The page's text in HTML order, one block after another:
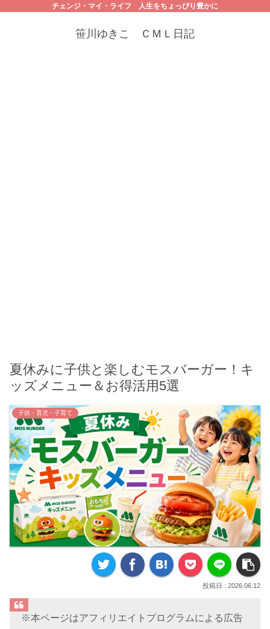
チェンジ・マイ・ライフ 人生をちょっぴり豊かに
笹川ゆきこ ＣＭＬ日記
夏休みに子供と楽しむモスバーガー！キ
ッズメニュー＆お得活用5選
子供・育児・子育て
2026.06.12
※本ページはアフィリエイトプログラムによる広告